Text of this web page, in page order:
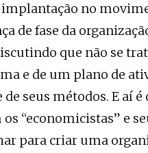
no
de fase da
que não se
e de um plano de
de seus métodos. E aí
“economicistas” e
para criar uma